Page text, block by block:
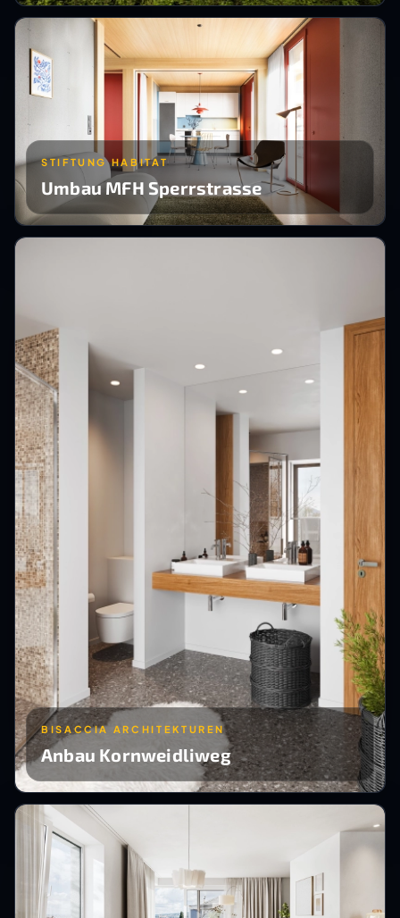
STIFTUNG HABITAT
Umbau MFH Sperrstrasse
BISACCIA ARCHITEKTUREN
Anbau Kornweidliweg